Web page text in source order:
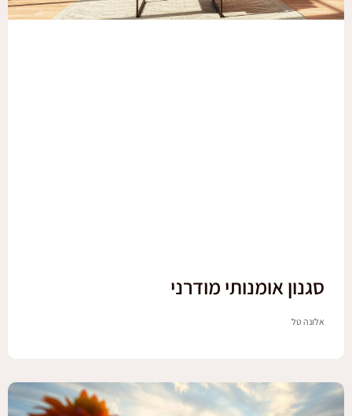
סגנון אומנותי מודרני
אלונה טל